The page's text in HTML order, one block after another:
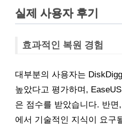
실제 사용자 후기
효과적인 복원 경험
대부분의 사용자는
높았다고 평가하며,
은 점수를 받았습니다. 반면
에서 기술적인 지식이 요구